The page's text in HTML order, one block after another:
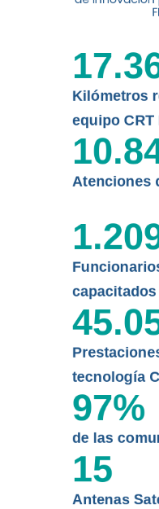
digital a
Leer
Kilómetros
equipo
Atenciones
capacitados
tecnología
de las
97%
Antenas
15